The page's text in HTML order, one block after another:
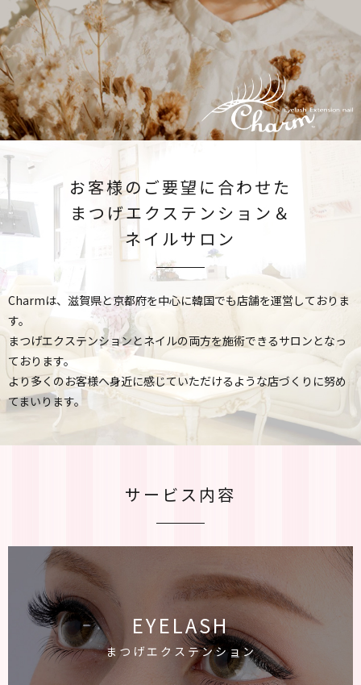
お客様のご要望に合わせた
まつげエクステンション＆
ネイルサロン
Charmは、滋賀県と京都府を中心に韓国でも店舗を運営しておりま
す。
まつげエクステンションとネイルの両方を施術できるサロンとなっ
ております。
より多くのお客様へ身近に感じていただけるような店づくりに努め
てまいります。
サービス内容
EYELASH
まつげエクステンション